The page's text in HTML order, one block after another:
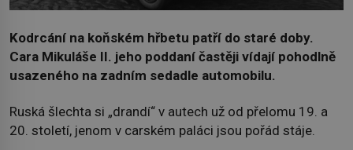
Kodrcání na koňském hřbetu patří do staré doby.
Cara Mikuláše II. jeho poddaní častěji vídají pohodlně
usazeného na zadním sedadle automobilu.
Ruská šlechta si „drandí“ v autech už od přelomu 19. a
20. století, jenom v carském paláci jsou pořád stáje.